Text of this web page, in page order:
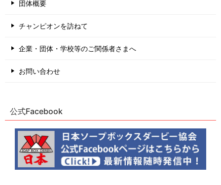
団体概要
チャンピオンを訪ねて
企業・団体・学校等のご関係者さまへ
お問い合わせ
公式Facebook